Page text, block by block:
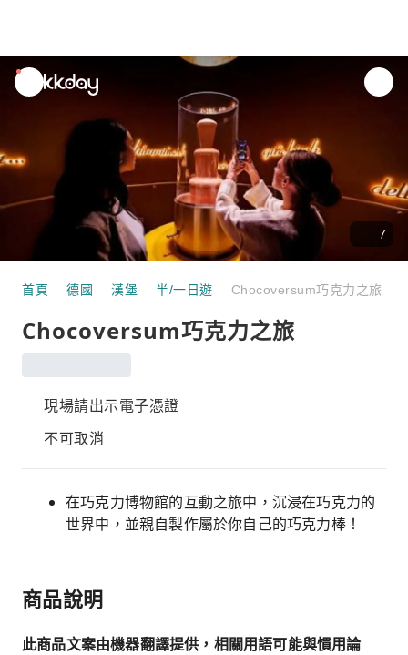
unread
notifications
7
首頁 德國 漢堡 半/一日遊 Chocoversum巧克力之旅
Chocoversum巧克力之旅
現場請出示電子憑證
不可取消
在巧克力博物館的互動之旅中，沉浸在巧克力的
世界中，並親自製作屬於你自己的巧克力棒！
商品說明
此商品文案由機器翻譯提供，相關用語可能與慣用論